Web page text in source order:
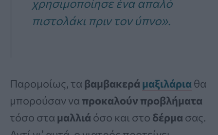
πιστολάκι πριν τον ύπνο».
Παρομοίως, τα βαμβακερά μαξιλάρια θα
μπορούσαν να προκαλούν προβλήματα
τόσο στα μαλλιά όσο και στο δέρμα σας.